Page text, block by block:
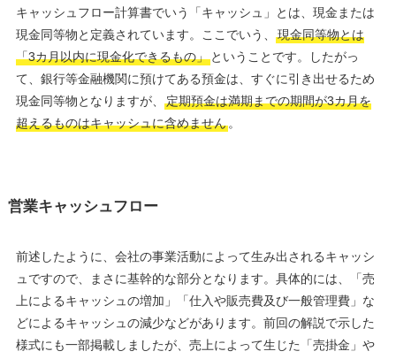
キャッシュフロー計算書でいう「キャッシュ」とは、現金または
現金同等物と定義されています。ここでいう、
現金同等物とは
「3カ月以内に現金化できるもの」ということです。したがっ
て、銀行等金融機関に預けてある預金は、すぐに引き出せるため
現金同等物となりますが、
定期預金は満期までの期間が3カ月を
超えるものはキャッシュに含めません。
営業キャッシュフロー
前述したように、会社の事業活動によって生み出されるキャッシ
ュですので、まさに基幹的な部分となります。具体的には、「売
上によるキャッシュの増加」「仕入や販売費及び一般管理費」な
どによるキャッシュの減少などがあります。前回の解説で示した
様式にも一部掲載しましたが、売上によって生じた「売掛金」や